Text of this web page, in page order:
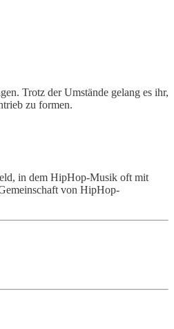
Trotz der Umstände gelang es ihr,
zu formen.
in dem HipHop-Musik oft mit
von HipHop-